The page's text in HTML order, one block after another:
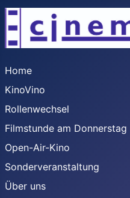
Home
KinoVino
Rollenwechsel
Filmstunde am Donnerstag
Open-Air-Kino
Sonderveranstaltung
Über uns